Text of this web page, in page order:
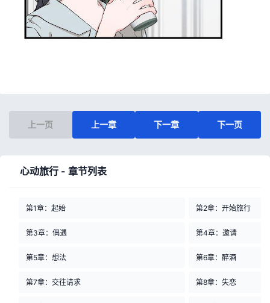
上一页 上一章 下一章 下一页
心动旅行 - 章节列表
第1章：起始 第2章：开始旅行
第3章：偶遇 第4章：邀请
第5章：想法 第6章：醉酒
第7章：交往请求 第8章：失恋